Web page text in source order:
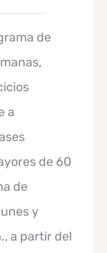
de
a
de 60
de
y
a partir del